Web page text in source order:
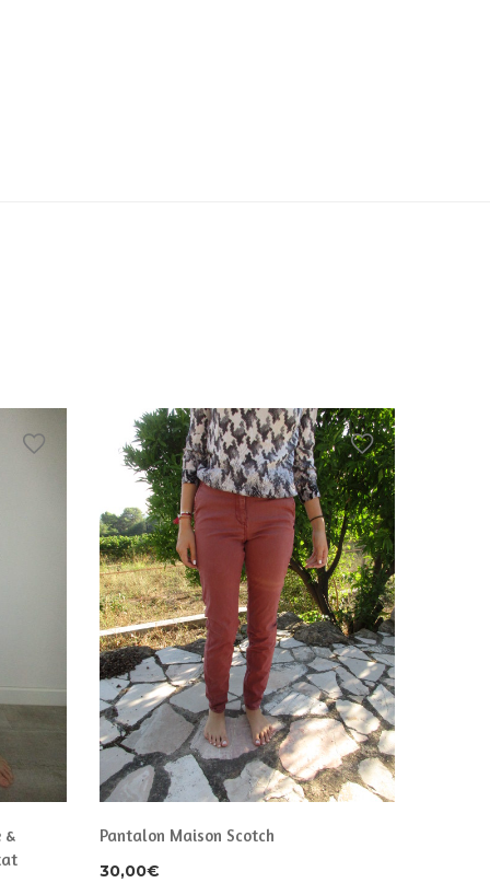
&
Pantalon Maison Scotch
30,00€